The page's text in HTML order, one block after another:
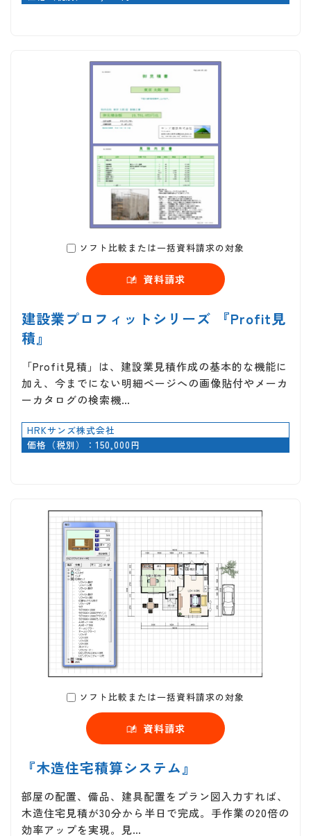
ソフト比較または一括資料請求の対象
資料請求
建設業プロフィットシリーズ 『Profit見
積』
「Profit見積」は、建設業見積作成の基本的な機能に
加え、今までにない明細ページへの画像貼付やメーカ
ーカタログの検索機…
HRKサンズ株式会社
価格（税別）：150,000円
ソフト比較または一括資料請求の対象
資料請求
『木造住宅積算システム』
部屋の配置、備品、建具配置をプラン図入力すれば、
木造住宅見積が30分から半日で完成。手作業の20倍の
効率アップを実現。見…